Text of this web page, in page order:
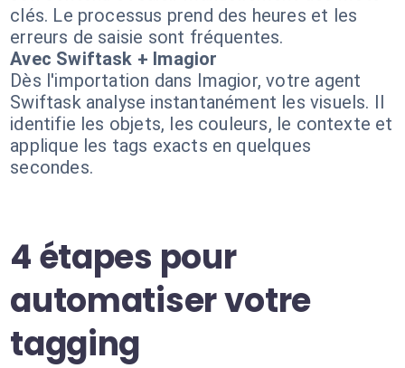
clés. Le processus prend des heures et les
erreurs de saisie sont fréquentes.
Avec Swiftask + Imagior
Dès l'importation dans Imagior, votre agent
Swiftask analyse instantanément les visuels. Il
identifie les objets, les couleurs, le contexte et
applique les tags exacts en quelques
secondes.
4 étapes pour
automatiser votre
tagging